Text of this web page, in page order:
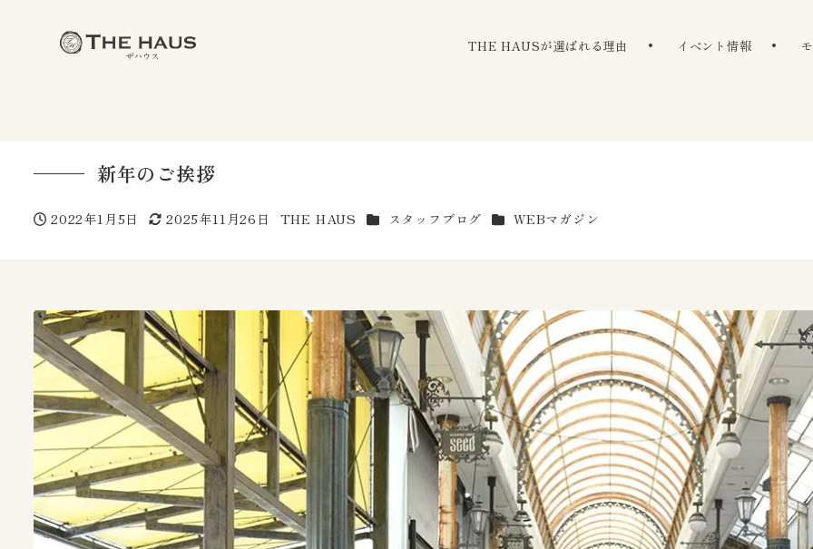
The HausTHE HAUSが選ばれる理由 イベント情報
新年のご挨拶
投稿日
2022年1月5日
更新日
2025年11月26日
著
THE HAUS カテゴリー
スタッフブログ カテゴリー
WEBマガジン